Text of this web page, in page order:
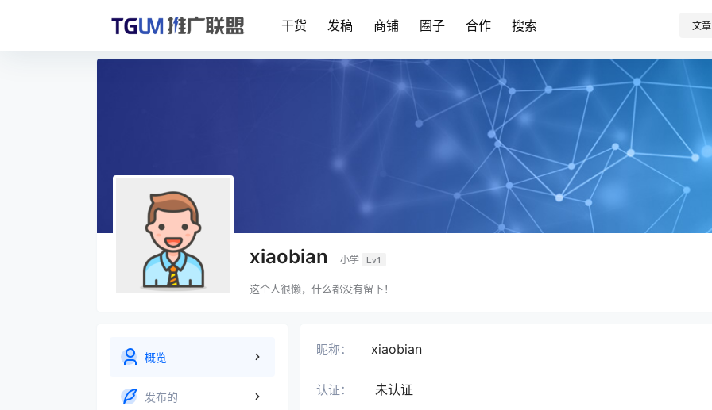
干货 发稿 商铺 圈子 合作 搜索 文章
xiaobian 小学 Lv1
这个人很懒，什么都没有留下！
概览
发布的
昵称： xiaobian
认证： 未认证